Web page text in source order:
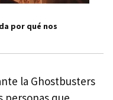
por qué nos
la Ghostbusters